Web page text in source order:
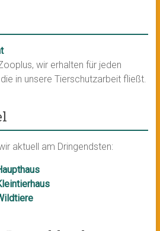
wir erhalten für jeden
in unsere Tierschutzarbeit fließt.
aktuell am Dringendsten: